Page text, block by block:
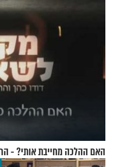
האם ההלכה מחייבת אותי? -